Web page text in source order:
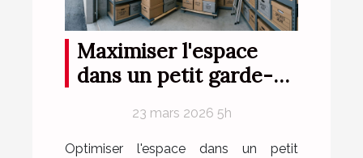
Maximiser l'espace
dans un petit garde-
23 mars 2026 5h
Optimiser l'espace dans un petit